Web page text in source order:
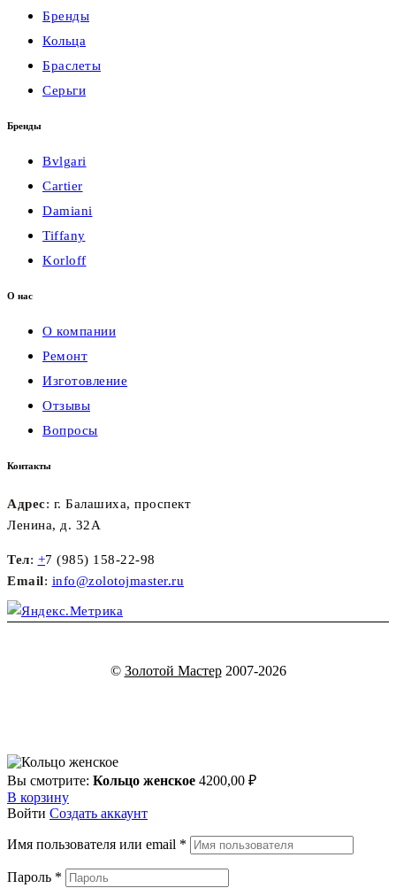
Бренды
Кольца
Браслеты
Серьги
Бренды
Bvlgari
Cartier
Damiani
Tiffany
Korloff
О нас
О компании
Ремонт
Изготовление
Отзывы
Вопросы
Контакты
Адрес: г. Балашиха, проспект
Ленина, д. 32А
Тел: +7 (985) 158-22-98
Email: info@zolotojmaster.ru
© Золотой Мастер2007-2026
Вы смотрите: Кольцо женское 4200,00 ₽
В корзину
Войти Создать аккаунт
Имя пользователя или email *
Пароль *